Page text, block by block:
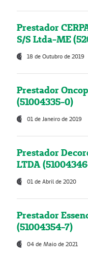
Prestador
S/S Ltda-ME
18 de Outubro de 2019
Prestador
(51004335-0)
01 de Janeiro de 2019
Prestador
LTDA
01 de Abril de 2020
Prestador
(51004354-7)
04 de Maio de 2021